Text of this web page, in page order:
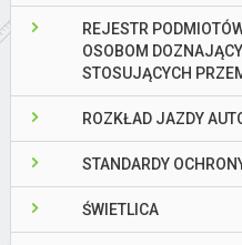
REJESTR
OSOBOM
STOSUJĄCYCH
ROZKŁAD JAZDY
STANDARDY
ŚWIETLICA